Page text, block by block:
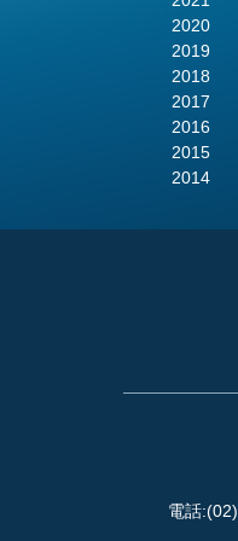
2020
2019
2018
2017
2016
2015
2014
電話